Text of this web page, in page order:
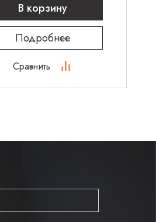
В корзину
Подробнее
Сравнить